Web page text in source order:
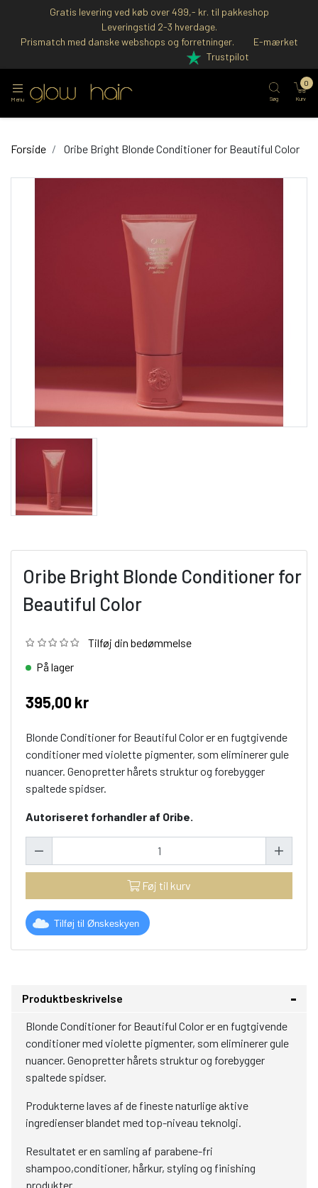
Gratis levering ved køb over 499,- kr. til pakkeshop
Leveringstid 2-3 hverdage.
Prismatch med danske webshops og forretninger.
E-mærket
Trustpilot
Menu Søg Kurv
0
Forside Oribe Bright Blonde Conditioner for Beautiful Color
Oribe Bright Blonde Conditioner for
Beautiful Color
Tilføj din bedømmelse
På lager
395,00 kr
Blonde Conditioner for Beautiful Color er en fugtgivende
conditioner med violette pigmenter, som eliminerer gule
nuancer. Genopretter hårets struktur og forebygger
spaltede spidser.
Autoriseret forhandler af Oribe.
Føj til kurv
Tilføj til Ønskeskyen
Produktbeskrivelse
Blonde Conditioner for Beautiful Color er en fugtgivende
conditioner med violette pigmenter, som eliminerer gule
nuancer. Genopretter hårets struktur og forebygger
spaltede spidser.
Produkterne laves af de fineste naturlige aktive
ingredienser blandet med top-niveau teknolgi.
Resultatet er en samling af parabene-fri
shampoo,conditioner, hårkur, styling og finishing
produkter.